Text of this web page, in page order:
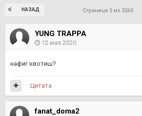
НАЗАД Страница 5 из 3265
YUNG TRAPPA
12 мая 2020
нафиг квотиш?
Цитата
fanat_doma2